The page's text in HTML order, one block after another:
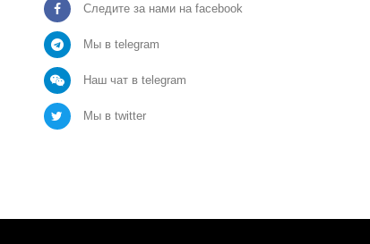
Следите за нами на facebook
Мы в telegram
Наш чат в telegram
Мы в twitter